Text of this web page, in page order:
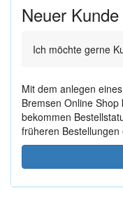
Neuer Kunde
Ich möchte gerne
Mit dem anlegen
Bremsen Online
bekommen
früheren Bestellungen